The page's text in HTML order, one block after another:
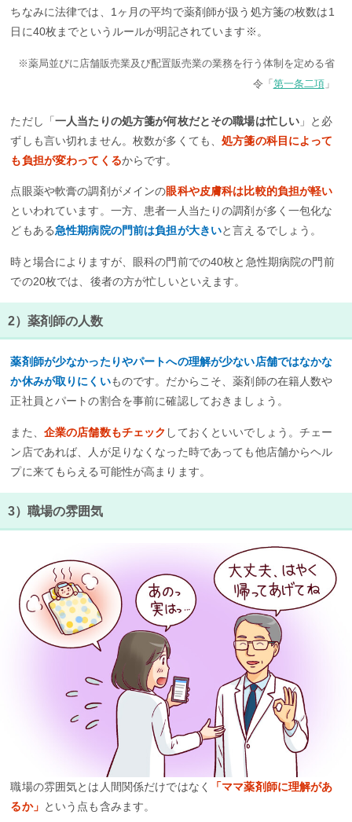
ちなみに法律では、1ヶ月の平均で薬剤師が扱う処方箋の枚数は1
日に40枚までというルールが明記されています※。
※薬局並びに店舗販売業及び配置販売業の業務を行う体制を定める省
令「 第一条二項」
ただし「一人当たりの処方箋が何枚だとその職場は忙しい 」と必
ずしも言い切れません。枚数が多くても、処方箋の科目によって
も負担が変わってくるからです。
点眼薬や軟膏の調剤がメインの眼科や皮膚科は比較的負担が軽い
といわれています。一方、患者一人当たりの調剤が多く一包化な
どもある急性期病院の門前は負担が大きいと言えるでしょう。
時と場合によりますが、眼科の門前での40枚と急性期病院の門前
での20枚では、後者の方が忙しいといえます。
2）薬剤師の人数
薬剤師が少なかったりやパートへの理解が少ない店舗ではなかな
か休みが取りにくいものです。だからこそ、薬剤師の在籍人数や
正社員とパートの割合を事前に確認しておきましょう。
また、 企業の店舗数もチェック しておくといいでしょう。チェー
ン店であれば、人が足りなくなった時であっても他店舗からヘル
プに来てもらえる可能性が高まります。
3）職場の雰囲気
職場の雰囲気とは人間関係だけではなく
「ママ薬剤師に理解があ
るか」 という点も含みます。